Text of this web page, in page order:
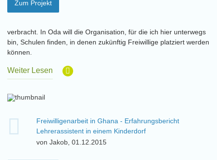
Zum Projekt
verbracht. In Oda will die Organisation, für die ich hier unterwegs
bin, Schulen finden, in denen zukünftig Freiwillige platziert werden
können.
Weiter Lesen
Freiwilligenarbeit in Ghana - Erfahrungsbericht
Lehrerassistent in einem Kinderdorf
von Jakob, 01.12.2015